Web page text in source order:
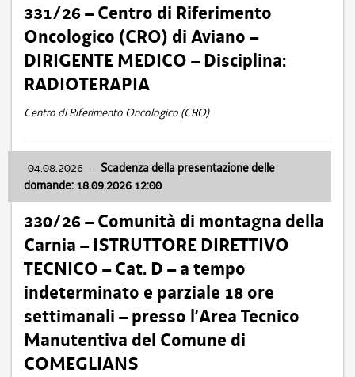
331/26 – Centro di Riferimento
Oncologico (CRO) di Aviano –
DIRIGENTE MEDICO – Disciplina:
RADIOTERAPIA
Centro di Riferimento Oncologico (CRO)
04.08.2026 - Scadenza della presentazione delle
domande: 18.09.2026 12:00
330/26 – Comunità di montagna della
Carnia – ISTRUTTORE DIRETTIVO
TECNICO – Cat. D – a tempo
indeterminato e parziale 18 ore
settimanali – presso l’Area Tecnico
Manutentiva del Comune di
COMEGLIANS